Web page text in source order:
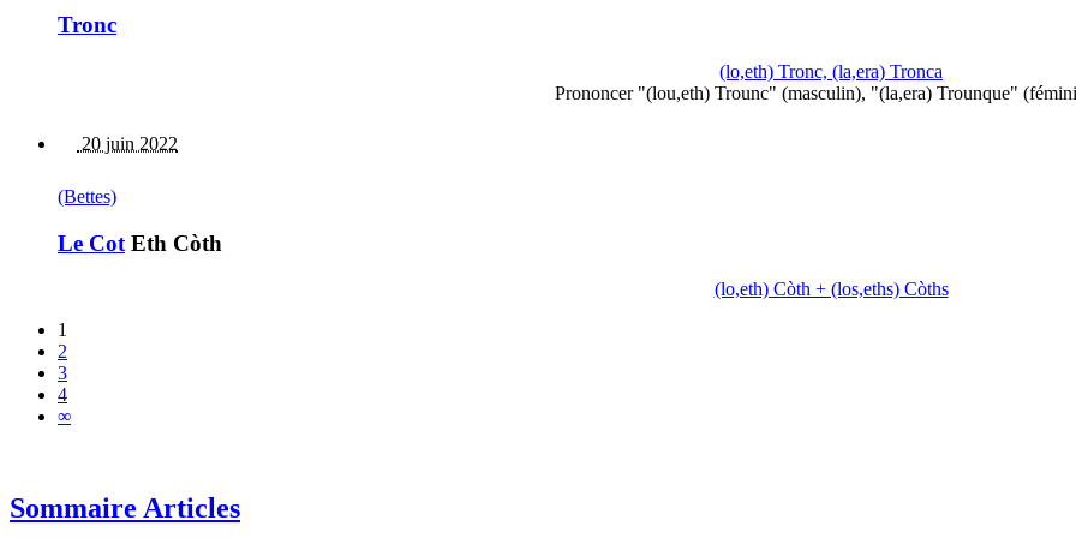
Tronc
(lo,eth) Tronc, (la,era) Tronca
Prononcer "(lou,eth) Trounc" (masculin), "(la,era) Trounque"
20 juin 2022
(Bettes)
Le Cot Eth Còth
(lo,eth) Còth + (los,eths) Còths
1
2
3
4
∞
Sommaire Articles